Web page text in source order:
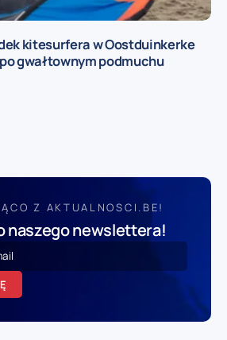
kitesurfera w Oostduinkerke
gwałtownym podmuchu
Z AKTUALNOSCI.BE!
naszego newslettera!